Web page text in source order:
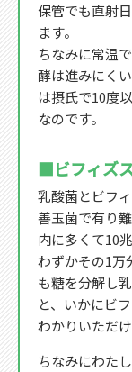
保管でも直射
ます。
ちなみに常温
酵は進みにく
は摂氏で10度
なのです。
■ビフィズ
乳酸菌とビフ
善玉菌で有り
内に多くて10
わずかその1万
も糖を分解し
と、いかにビ
わかりいただ
ちなみにわた